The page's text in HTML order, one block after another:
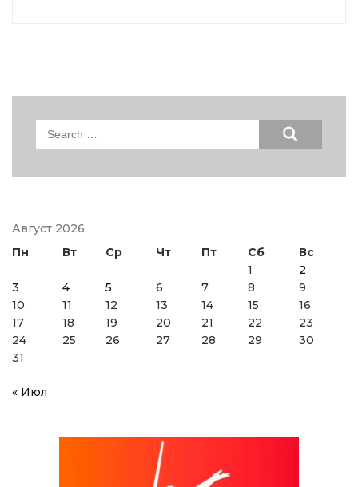
Search
Август 2026
Пн
Вт Ср Чт Пт Сб
Вс
1
2
3
4 5 6 7 8
9
10
11 12 13 14 15
16
17
18 19 20 21 22
23
24
25 26 27 28 29
30
31
« Июл